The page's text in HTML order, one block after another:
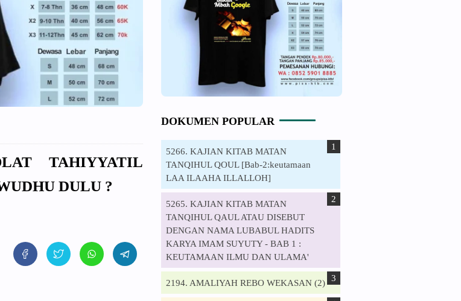
TAHIYYATIL
DULU ?
DOKUMEN POPULAR
5266. KAJIAN KITAB MATAN
TANQIHUL QOUL [Bab-2:keutamaan
LAA ILAAHA ILLALLOH]
5265. KAJIAN KITAB MATAN
TANQIHUL QAUL ATAU DISEBUT
DENGAN NAMA LUBABUL HADITS
KARYA IMAM SUYUTY - BAB 1 :
KEUTAMAAN ILMU DAN ULAMA'
2194. AMALIYAH REBO WEKASAN (2)